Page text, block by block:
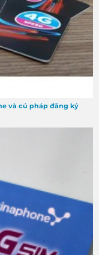
và cú pháp đăng ký